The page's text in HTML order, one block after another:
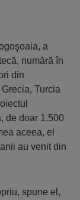
a
numără în
din
Turcia
de doar 1.500
aceea, el
au venit din
spune el,